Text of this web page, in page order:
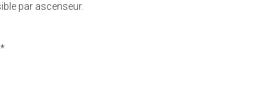
par ascenseur.